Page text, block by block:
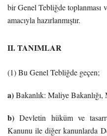
bir Genel Tebliğde toplanması
amacıyla hazırlanmıştır.
II. TANIMLAR
(1) Bu Genel Tebliğde geçen;
a)Bakanlık: Maliye
b) Devletin hüküm ve
Kanunu ile diğer kanunlarda